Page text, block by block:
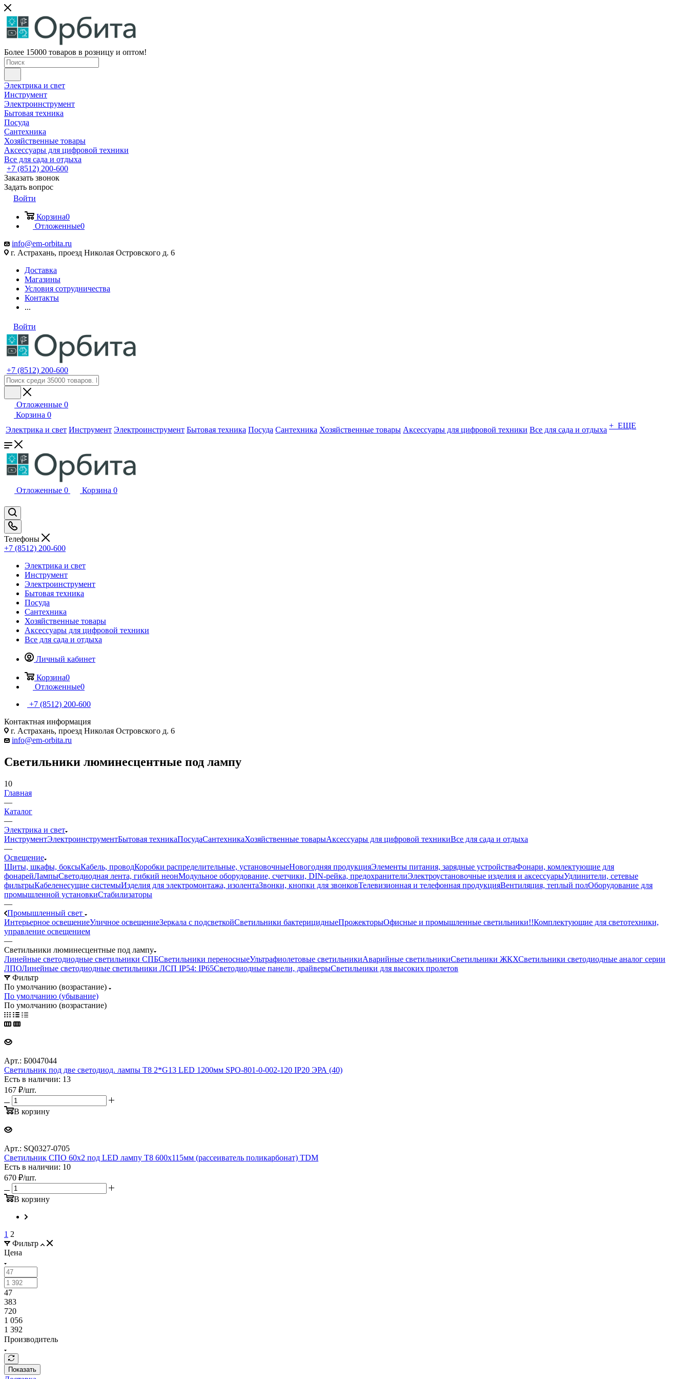
Более 15000 товаров в розницу и оптом!
Электрика и свет
Инструмент
Электроинструмент
Бытовая техника
Посуда
Сантехника
Хозяйственные товары
Аксессуары для цифровой техники
Все для сада и отдыха
+7 (8512) 200-600
Заказать звонок
Задать вопрос
Войти
Корзина0
Отложенные0
info@em-orbita.ru
г. Астрахань, проезд Николая Островского д. 6
Доставка
Магазины
Условия сотрудничества
Контакты
...
Войти
+7 (8512) 200-600
Отложенные 0
Корзина 0
Электрика и свет Инструмент Электроинструмент Бытовая техника Посуда Сантехника Хозяйственные товары Аксессуары для цифровой техники Все для сада и отдыха + ЕЩЕ
Отложенные 0 Корзина 0
Телефоны
+7 (8512) 200-600
Электрика и свет
Инструмент
Электроинструмент
Бытовая техника
Посуда
Сантехника
Хозяйственные товары
Аксессуары для цифровой техники
Все для сада и отдыха
Личный кабинет
Корзина0
Отложенные0
+7 (8512) 200-600
Контактная информация
г. Астрахань, проезд Николая Островского д. 6
info@em-orbita.ru
Светильники люминесцентные под лампу
10
Главная
—
Каталог
—
Электрика и свет
ИнструментЭлектроинструментБытовая техникаПосудаСантехникаХозяйственные товарыАксессуары для цифровой техникиВсе для сада и отдыха
—
Освещение
Щиты, шкафы, боксыКабель, проводКоробки распределительные, установочныеНовогодняя продукцияЭлементы питания, зарядные устройстваФонари, комлектующие для
фонарейЛампыСветодиодная лента, гибкий неонМодульное оборудование, счетчики, DIN-рейка, предохранителиЭлектроустановочные изделия и аксессуарыУдлинители, сетевые
фильтрыКабеленесущие системыИзделия для электромонтажа, изолентаЗвонки, кнопки для звонковТелевизионная и телефонная продукцияВентиляция, теплый полОборудование для
промышленной установкиСтабилизаторы
—
Промышленный свет
Интерьерное освещениеУличное освещениеЗеркала с подсветкойСветильники бактерицидныеПрожекторыОфисные и промышленные светильники!!Комплектующие для светотехники,
управление освещением
—
Светильники люминесцентные под лампу
Линейные светодиодные светильники СПБСветильники переносныеУльтрафиолетовые светильникиАварийные светильникиСветильники ЖКХСветильники светодиодные аналог серии
ЛПОЛинейные светодиодные светильники ЛСП IP54: IP65Светодиодные панели, драйверыСветильники для высоких пролетов
Фильтр
По умолчанию (возрастание)
По умолчанию (убывание)
По умолчанию (возрастание)
Арт.: Б0047044
Светильник под две светодиод. лампы T8 2*G13 LED 1200мм SPO-801-0-002-120 IP20 ЭРА (40)
Есть в наличии: 13
167 ₽/шт.
В корзину
Арт.: SQ0327-0705
Светильник СПО 60х2 под LED лампу T8 600х115мм (рассеиватель поликарбонат) TDM
Есть в наличии: 10
670 ₽/шт.
В корзину
1 2
Фильтр
Цена
47
383
720
1 056
1 392
Производитель
Показать